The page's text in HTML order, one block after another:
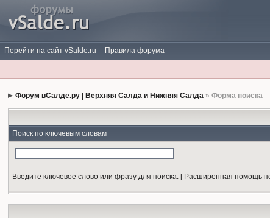
Перейти на сайт vSalde.ru Правила форума
Форум вСалде.ру | Верхняя Салда и Нижняя Салда » Форма поиска
Поиск по ключевым словам
Введите ключевое слово или фразу для поиска. [ Расширенная помощь